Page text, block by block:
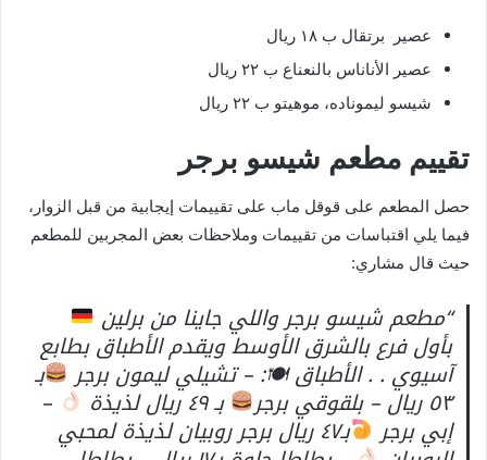
عصير برتقال ب ١٨ ريال
عصير الأناناس بالنعناع ب ٢٢ ريال
شيسو ليموناده، موهيتو ب ٢٢ ريال
تقييم مطعم شيسو برجر
حصل المطعم على قوقل ماب على تقييمات إيجابية من قبل الزوار،
فيما يلي اقتباسات من تقييمات وملاحظات بعض المجربين للمطعم
حيث قال مشاري:
“مطعم شيسو برجر واللي جاينا من برلين
بأول فرع بالشرق الأوسط ويقدم الأطباق بطابع
آسيوي . . الأطباق 🍽: – تشيلي ليمون برجر بـ
٥٣ ريال – بلقوقي برجر بـ ٤٩ ريال لذيذة –
إبي برجر بـ٤٧ ريال برجر روبيان لذيذة لمحبي